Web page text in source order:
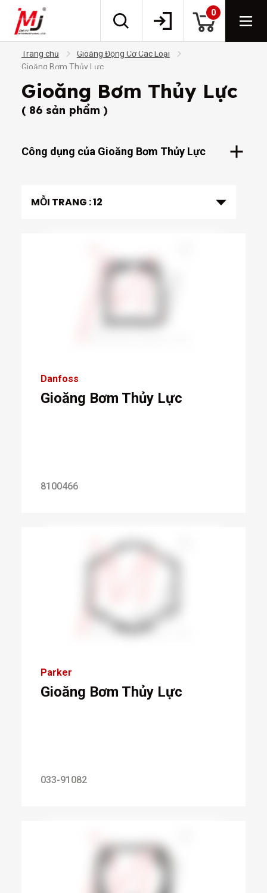
0
Trang chủ
Gioăng Động Cơ Các Loại
Gioăng Bơm Thủy Lực
Gioăng Bơm Thủy Lực
( 86 sản phẩm )
Công dụng của Gioăng Bơm Thủy Lực
MỖI TRANG :12
Danfoss
Gioăng Bơm Thủy Lực
8100466
Parker
Gioăng Bơm Thủy Lực
033-91082